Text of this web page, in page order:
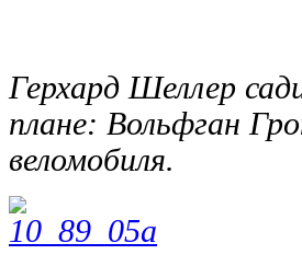
Герхард Шеллер
плане: Вольфган
веломобиля.